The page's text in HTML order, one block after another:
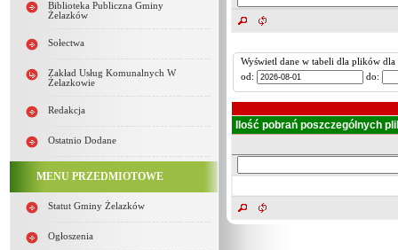
Biblioteka Publiczna Gminy
Żelazków
Sołectwa
Zakład Usług Komunalnych W
Żelazkowie
Redakcja
Ostatnio Dodane
MENU PRZEDMIOTOWE
Statut Gminy Żelazków
Ogłoszenia
Wyświetl dane w tabeli dla plików
od:
do:
Ilość pobrań poszczególnych